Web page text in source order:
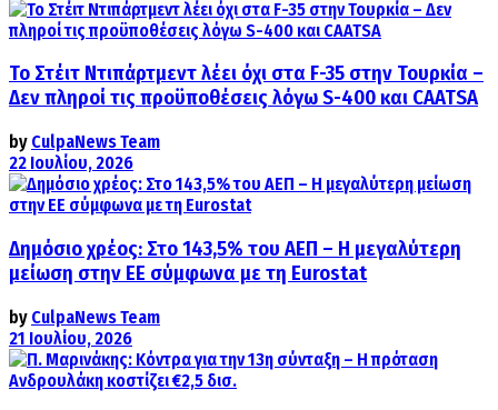
Το Στέιτ Ντιπάρτμεντ λέει όχι στα F-35 στην Τουρκία –
Δεν πληροί τις προϋποθέσεις λόγω S-400 και CAATSA
by CulpaNews Team
22 Ιουλίου, 2026
Δημόσιο χρέος: Στο 143,5% του ΑΕΠ – Η μεγαλύτερη
μείωση στην ΕΕ σύμφωνα με τη Eurostat
by CulpaNews Team
21 Ιουλίου, 2026